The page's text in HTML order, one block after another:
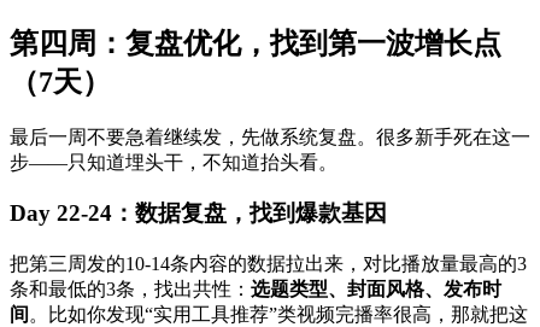
第四周：复盘优化，找到第一波增长点
（7天）
最后一周不要急着继续发，先做系统复盘。很多新手死在这一
步——只知道埋头干，不知道抬头看。
Day 22-24：数据复盘，找到爆款基因
把第三周发的10-14条内容的数据拉出来，对比播放量最高的3
条和最低的3条，找出共性： 选题类型、封面风格、发布时
间 。比如你发现“实用工具推荐”类视频完播率很高，那就把这